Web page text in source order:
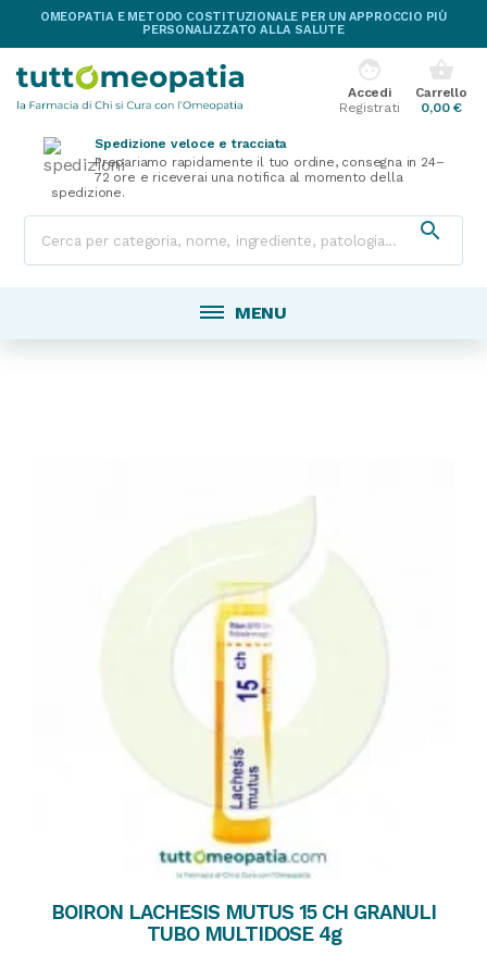
OMEOPATIA E METODO COSTITUZIONALE PER UN APPROCCIO PIÙ
PERSONALIZZATO ALLA SALUTE
shopping_basket
Carrello
0,00 €
face
Accedi
Registrati
Spedizione veloce e tracciata
Prepariamo rapidamente il tuo ordine, consegna in 24–
72 ore e riceverai una notifica al momento della
spedizione.

MENU
BOIRON LACHESIS MUTUS 15 CH GRANULI
TUBO MULTIDOSE 4g